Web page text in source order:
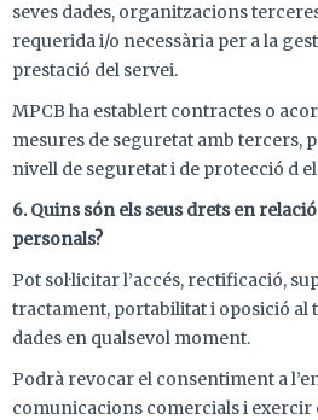
seves dades, organitzacions
requerida i/o necessària per a la
prestació del servei.
MPCB ha establert contractes o
mesures de seguretat amb tercers,
nivell de seguretat i de protecció d
6. Quins són els seus drets en
personals?
Pot sol·licitar l’accés, rectificació,
tractament, portabilitat i oposició al
dades en qualsevol moment.
Podrà revocar el consentiment a
comunicacions comercials i exercir